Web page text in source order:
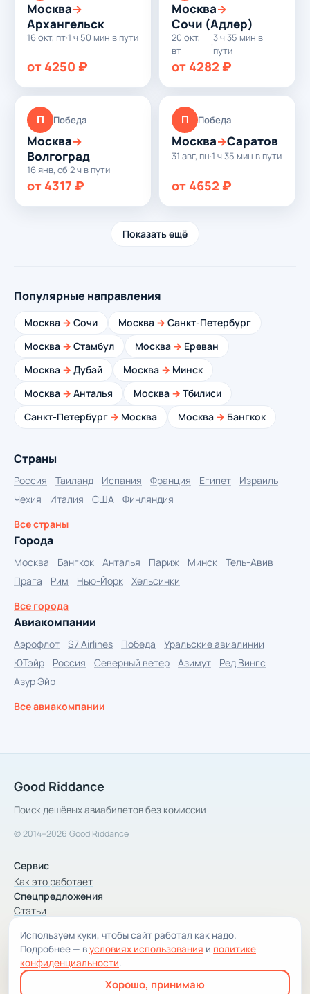
Москва→
Архангельск
16 окт, пт·1 ч 50 мин в пути
от 4250 ₽
Москва→
Сочи (Адлер)
20 окт,
вт
·
3 ч 35 мин в
пути
от 4282 ₽
П Победа
Москва→
Волгоград
16 янв, сб·2 ч в пути
от 4317 ₽
П Победа
Москва→Саратов
31 авг, пн·1 ч 35 мин в пути
от 4652 ₽
Показать ещё
Популярные направления
Москва → Сочи Москва → Санкт-Петербург
Москва → Стамбул Москва → Ереван
Москва → Дубай Москва → Минск
Москва → Анталья Москва → Тбилиси
Санкт-Петербург → Москва Москва → Бангкок
Страны
Россия Таиланд Испания Франция Египет
Израиль
Чехия
Италия США
Финляндия
Все страны
Города
Москва Бангкок Анталья Париж Минск
Тель-Авив
Прага
Рим Нью-Йорк
Хельсинки
Все города
Авиакомпании
Аэрофлот S7 Airlines Победа
Уральские авиалинии
ЮТэйр
Россия Северный ветер Азимут
Ред Вингс
Азур Эйр
Все авиакомпании
Good Riddance
Поиск дешёвых авиабилетов без комиссии
© 2014–2026 Good Riddance
Сервис
Как это работает
Спецпредложения
Статьи
Компания
Компания и контакты
Условия использования
Конфиденциальность
Используем куки, чтобы сайт работал как надо.
Подробнее — вусловиях использования и политике
конфиденциальности.
Хорошо, принимаю